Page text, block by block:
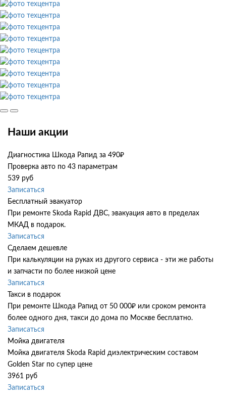
Наши акции
Диагностика Шкода Рапид за 490₽
Проверка авто по 43 параметрам
539 руб
Записаться
Бесплатный эвакуатор
При ремонте Skoda Rapid ДВС, эвакуация авто в пределах
МКАД в подарок.
Записаться
Сделаем дешевле
При калькуляции на руках из другого сервиса - эти же работы
и запчасти по более низкой цене
Записаться
Такси в подарок
При ремонте Шкода Рапид от 50 000₽ или сроком ремонта
более одного дня, такси до дома по Москве бесплатно.
Записаться
Мойка двигателя
Мойка двигателя Skoda Rapid диэлектрическим составом
Golden Star по супер цене
3961 руб
Записаться